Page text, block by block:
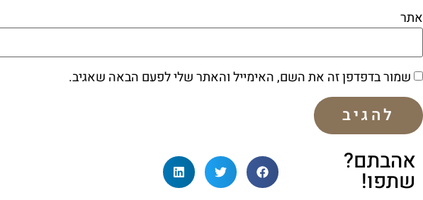
אתר
שמור בדפדפן זה את השם, האימייל והאתר שלי לפעם הבאה שאגיב.
אהבתם?
שתפו!